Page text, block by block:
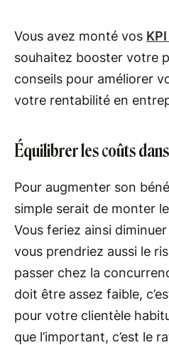
Vous avez monté vos
souhaitez booster votre
conseils pour améliorer
votre rentabilité en
Équilibrer les coûts
Pour augmenter son
simple serait de monter
Vous feriez ainsi
vous prendriez aussi le
passer chez la
doit être assez faible,
pour votre clientèle
que l’important, c’est le